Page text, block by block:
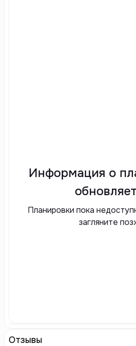
Информация о
Планировки пока
загляните
Отзывы